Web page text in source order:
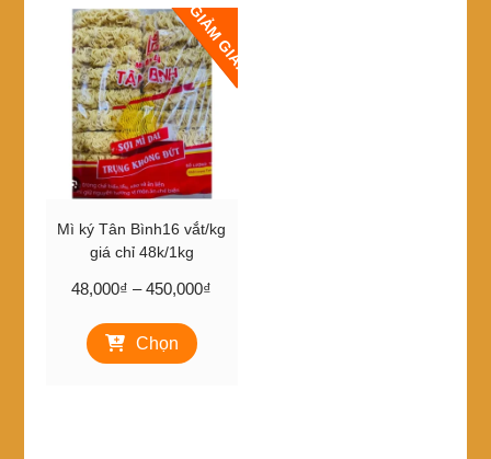
GIẢM GIÁ!
Mì ký Tân Bình16 vắt/kg
giá chỉ 48k/1kg
48,000₫ – 450,000₫
Chọn
phẩm